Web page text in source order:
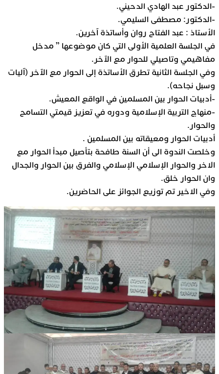
-الدكتور عبد الهادي الدحيني.
-الدكتور: مصطفى السليمي.
الأستاذ : عبد الفتاح روان وأساتذة آخرين.
في الجلسة العلمية الأولى التي كان موضوعها ” مدخل
مفاهيمي وتاصيلي للحوار مع الآخر.
وفي الجلسة الثانية تطرق الأساتذة إلى الحوار مع الآخر (آليات
وسبل نجاحه).
-أدبيات الحوار بين المسلمين في الواقع المعيش.
-منهاج التربية الإسلامية ودوره في تعزيز قيمتي التسامح
والحوار.
أدبيات الحوار ومعيقاته بين المسلمين .
وخلصت الندوة الى أن السنة طافحة بتأصيل مبدأ الحوار مع
الاخر والحوار الإسلامي الإسلامي والفرق بين الحوار والجدال
وان الحوار خلق.
وفي الاخير تم توزيع الجوائز على الحاضرين.